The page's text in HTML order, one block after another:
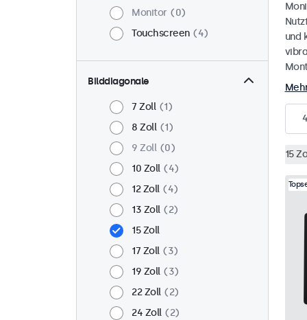
Monitor
0
Touchscreen
4
Bilddiagonale
7 Zoll
1
8 Zoll
1
9 Zoll
0
10 Zoll
4
12 Zoll
4
13 Zoll
2
15 Zoll
17 Zoll
3
19 Zoll
3
22 Zoll
2
24 Zoll
2
und
4
15